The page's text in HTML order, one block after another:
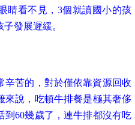
睛看不見，3個就讀國小的孩
發展遲緩。
辛苦的，對於僅依靠資源回收
來說，吃頓牛排餐是極其奢侈
到60幾歲了，連牛排都沒有吃